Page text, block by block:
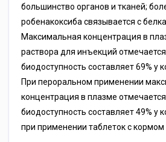
большинство органов и тканей;
робенакоксиба связывается с
Максимальная концентрация в
раствора для инъекций
биодоступность составляет 69% у
При пероральном применении
концентрация в плазме
биодоступность составляет 49% у
при применении таблеток с кормом